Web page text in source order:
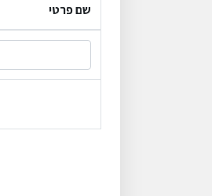
שם פרטי